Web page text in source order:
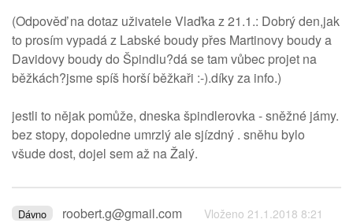
(Odpověď na dotaz uživatele Vlaďka z 21.1.: Dobrý den,jak
to prosím vypadá z Labské boudy přes Martinovy boudy a
Davidovy boudy do Špindlu?dá se tam vůbec projet na
běžkách?jsme spíš horší běžkaři :-).díky za info.)
jestli to nějak pomůže, dneska špindlerovka - sněžné jámy.
bez stopy, dopoledne umrzlý ale sjízdný . sněhu bylo
všude dost, dojel sem až na Žalý.
Dávno roobert.g@gmail.com Vloženo 21.1.2018 8:21